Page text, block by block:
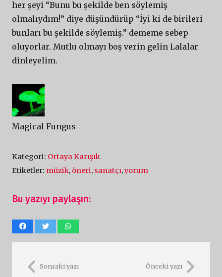
her şeyi “Bunu bu şekilde ben söylemiş
olmalıydım!” diye düşündürüp “İyi ki de birileri
bunları bu şekilde söylemiş.” dememe sebep
oluyorlar. Mutlu olmayı boş verin gelin Lalalar
dinleyelim.
Magical Fungus
Kategori: Ortaya Karışık
Etiketler: müzik, öneri, sanatçı,yorum
Bu yazıyı paylaşın:
Sonraki yazı Önceki yazı